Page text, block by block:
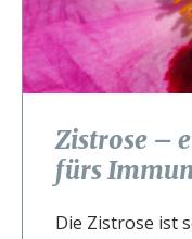
Zistrose –
fürs
Die Zistrose ist